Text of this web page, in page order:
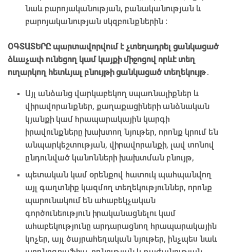
նաև բարոյականության, բանականության և
բարոյականության սկզբունքներին ։
ՕԳՏԱՏԵՐԸ պարտավորվում է չտեղադրել ցանկացած
ձևաչափ ունեցող կամ կայքի միջոցով որևէ տեղ
ուղարկող հետևյալ բնույթի ցանկացած տեղեկույթ ․
Այլ անձանց վարկաբեկող սպառնալիքներ և
վիրավորանքներ, քաղաքացիների անձնական
կյանքի կամ հրապարակային կարգի
իրավունքները խախտող նյութեր, որոնք կրում են
անպարկեշտության, վիրավորանքի, լավ տոնով
ընդունված կանոնների խախտման բնույթ,
պետական կամ օրենքով հատուկ պահպանվող
այլ գաղտնիք կազմող տեղեկություններ, որոնք
պարունակում են ահաբեկչական
գործունեություն իրականացնելու կամ
ահաբեկությունը արդարացնող հրապարակային
կոչեր, այլ ծայրահեղական նյութեր, ինչպես նաև